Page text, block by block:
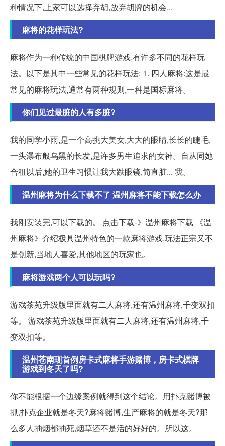
种情况下,上家可以选择弃胡,放弃胡牌的机会...
麻将的花样玩法?
麻将作为一种传统的中国棋牌游戏,有许多不同的花样玩
法。以下是其中一些常见的花样玩法: 1. 四人麻将:这是最
常见的麻将玩法,通常有两种规则,一种是国标麻将。
你们见过最脏的人有多脏?
我的同学小雨,是一个高挑大美女,大大的眼睛,长长的睫毛,
一头瀑布般乌黑的长发,是许多男生追求的女神。自从同她
合租以后,她的卫生习惯让我大跌眼镜,简直脏... 我。
温州麻将为什么下载不了 温州麻将不能下载怎么办
我刚安装完,可以下载的。 点击下载-》温州麻将下载 《温
州麻将》介绍极具温州特色的一款麻将游戏,玩法正宗又不
是创新,当地人喜爱,其他地区的玩家也。
麻将游戏两个人可以玩吗?
游戏茶苑升级版里面就有二人麻将,还有温州麻将,千变双扣
等。 游戏茶苑升级版里面就有二人麻将,还有温州麻将,千
变双扣等。
温州苍南现首例房卡式麻将手游赌博，房卡式棋牌
游戏到冬天了吗?
你不能根据一个边缘案例就得到这个结论。用扑克赌博被
抓,扑克企业就是冬天?麻将赌博,生产麻将的就是冬天?那
么多人抽烟都抽死,烟草还不是活的好好的。所以这。